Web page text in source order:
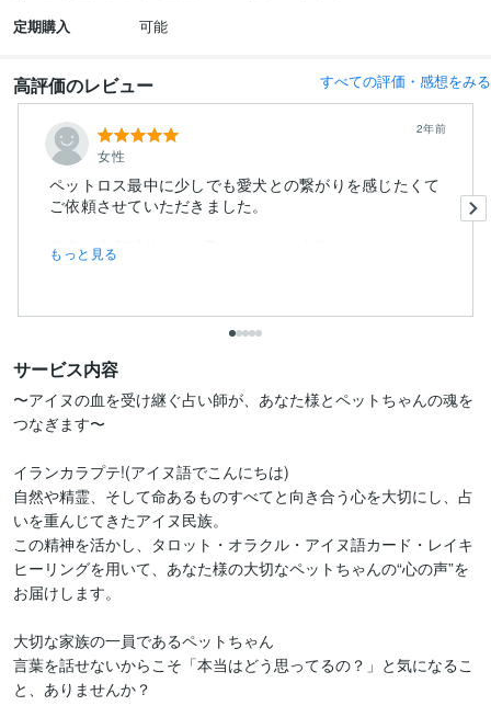
定期購入 可能
高評価のレビュー すべての評価・感想をみる
女性
2年前
ペットロス最中に少しでも愛犬との繋がりを感じたくて
ご依頼させていただきました。
鑑定の内容以外のやり取りだけでも本当に...
もっと見る
サービス内容
〜アイヌの血を受け継ぐ占い師が、あなた様とペットちゃんの魂を
つなぎます〜
イランカラプテ!(アイヌ語でこんにちは)
自然や精霊、そして命あるものすべてと向き合う心を大切にし、占
いを重んじてきたアイヌ民族。
この精神を活かし、タロット・オラクル・アイヌ語カード・レイキ
ヒーリングを用いて、あなた様の大切なペットちゃんの“心の声”を
お届けします。
大切な家族の一員であるペットちゃん
言葉を話せないからこそ「本当はどう思ってるの？」と気になるこ
と、ありませんか？